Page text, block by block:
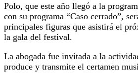
Polo, que este año llegó a la
con su programa “Caso cerrado”,
principales figuras que asistirá el
la gala del festival.
La abogada fue invitada a la
produce y transmite el certamen